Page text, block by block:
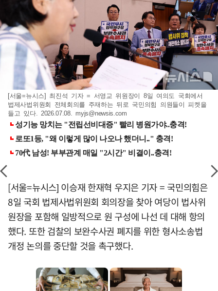
[서울=뉴시스] 최진석 기자 = 서영교 위원장이 8일 여의도 국회에서
법제사법위원회 전체회의를 주재하는 뒤로 국민의힘 의원들이 피켓을
들고 있다. 2026.07.08. myjs@newsis.com
[서울=뉴시스] 이승재 한재혁 우지은 기자 = 국민의힘은
8일 국회 법제사법위원회 회의장을 찾아 여당이 법사위
원장을 포함해 일방적으로 원 구성에 나선 데 대해 항의
했다. 또한 검찰의 보완수사권 폐지를 위한 형사소송법
개정 논의를 중단할 것을 촉구했다.